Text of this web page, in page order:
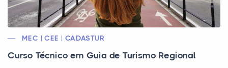
MEC | CEE | CADASTUR
Curso Técnico em Guia de Turismo Regional